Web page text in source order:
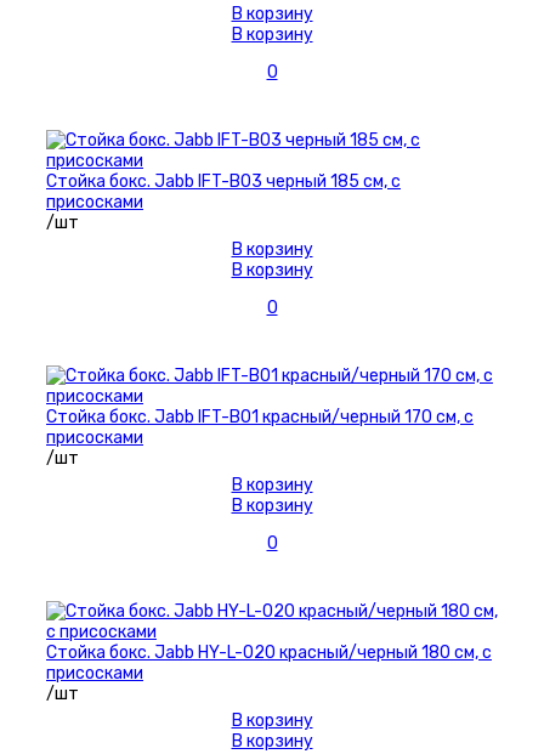
В корзину
В корзину
0
Стойка бокс. Jabb IFT-B03 черный 185 см, с
присосками
/шт
В корзину
В корзину
0
Стойка бокс. Jabb IFT-B01 красный/черный 170 см, с
присосками
/шт
В корзину
В корзину
0
Стойка бокс. Jabb HY-L-020 красный/черный 180 см, с
присосками
/шт
В корзину
В корзину